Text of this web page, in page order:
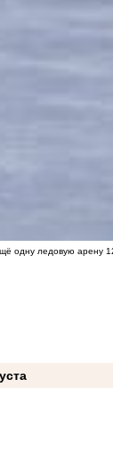
одну ледовую арену